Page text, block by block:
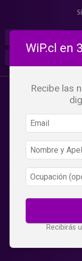
WiP.cl en
Recibe las
Recibirás